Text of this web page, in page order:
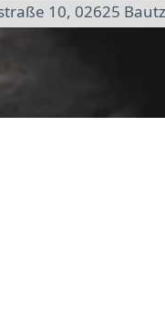
10, 02625